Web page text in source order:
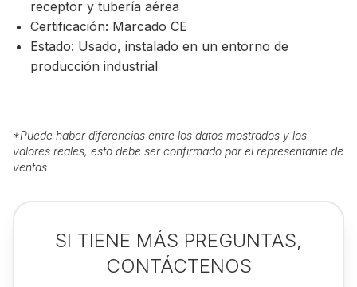
receptor y tubería aérea
Certificación: Marcado CE
Estado: Usado, instalado en un entorno de
producción industrial
*Puede haber diferencias entre los datos mostrados y los
valores reales, esto debe ser confirmado por el representante de
ventas
SI TIENE MÁS PREGUNTAS,
CONTÁCTENOS